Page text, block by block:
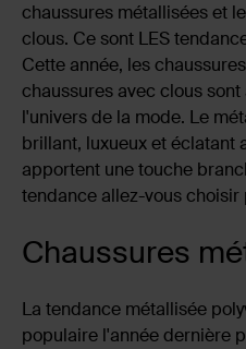
chaussures métallisées et
clous. Ce sont LES
Cette année, les
chaussures avec clous
l'univers de la mode. Le
brillant, luxueux et éclatant
apportent une touche
tendance allez-vous choisir
Chaussures
La tendance métallisée
populaire l'année dernière